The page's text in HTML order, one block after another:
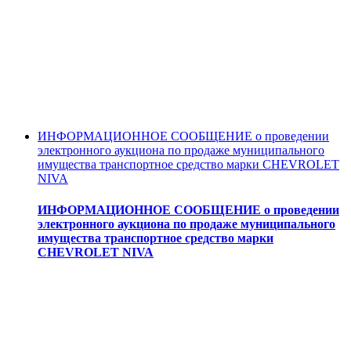
ИНФОРМАЦИОННОЕ СООБЩЕНИЕ о проведении
электронного аукциона по продаже муниципального
имущества транспортное средство марки CHEVROLET
NIVA
ИНФОРМАЦИОННОЕ СООБЩЕНИЕ о проведении
электронного аукциона по продаже муниципального
имущества транспортное средство марки
CHEVROLET NIVA